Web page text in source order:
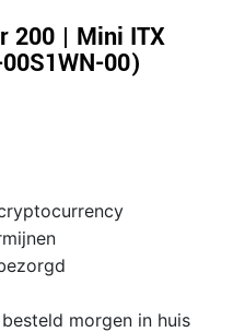
200 | Mini ITX
00)
morgen in huis